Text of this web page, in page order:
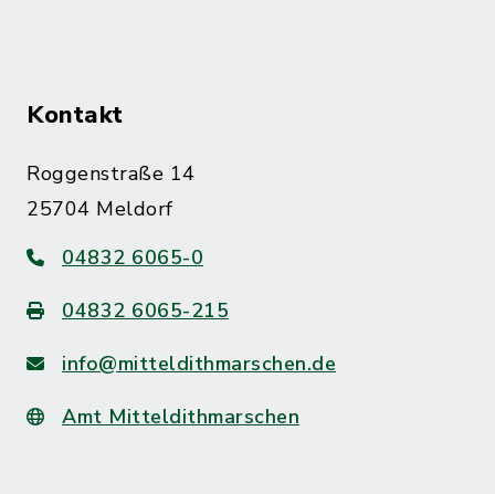
Kontakt
Roggenstraße 14
25704 Meldorf
04832 6065-0
04832 6065-215
info@mitteldithmarschen.de
Amt Mitteldithmarschen